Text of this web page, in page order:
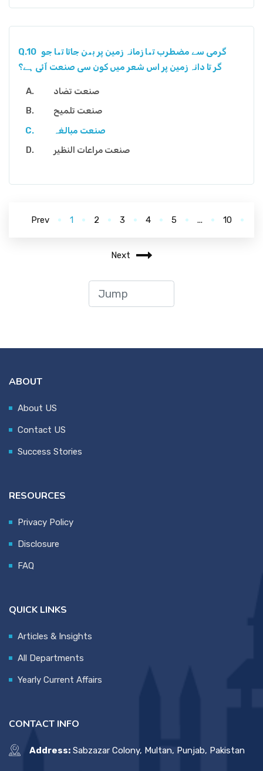
Q.10 گرمی سے مضطرب تھا زمانہ زمین پر بھن جاتا تھا جو
گر تا دانہ زمین پر اس شعر میں کون سی صنعت آئی ہے؟
صنعت تضاد
صنعت تلمیح
صنعت مبالغہ
صنعت مراعات النظیر
Prev 1 2 3 4 5 ... 10
Next
ABOUT
About US
Contact US
Success Stories
RESOURCES
Privacy Policy
Disclosure
FAQ
QUICK LINKS
Articles & Insights
All Departments
Yearly Current Affairs
CONTACT INFO
Address: Sabzazar Colony, Multan, Punjab, Pakistan